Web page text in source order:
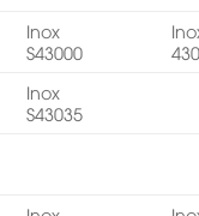
Inox
S43000
Inox
S43035